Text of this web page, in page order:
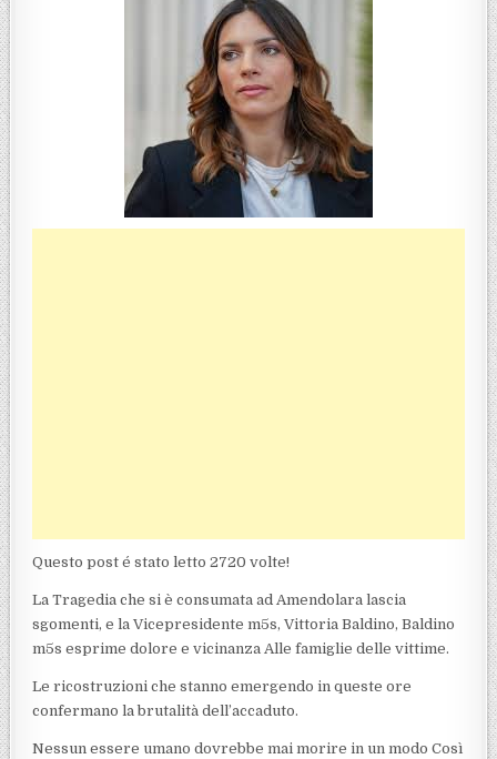
Questo post é stato letto 2720 volte!
La Tragedia che si è consumata ad Amendolara lascia
sgomenti, e la Vicepresidente m5s, Vittoria Baldino, Baldino
m5s esprime dolore e vicinanza Alle famiglie delle vittime.
Le ricostruzioni che stanno emergendo in queste ore
confermano la brutalità dell’accaduto.
Nessun essere umano dovrebbe mai morire in un modo Così